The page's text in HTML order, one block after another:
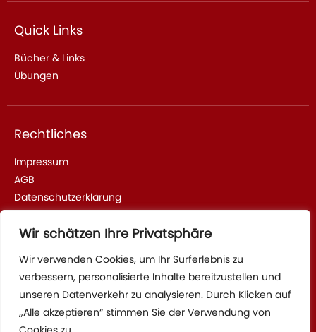
Wir schätzen Ihre Privatsphäre
Wir verwenden Cookies, um Ihr Surferlebnis zu
verbessern, personalisierte Inhalte bereitzustellen und
unseren Datenverkehr zu analysieren. Durch Klicken auf
„Alle akzeptieren“ stimmen Sie der Verwendung von
Quick Links
Bücher & Links
Übungen
Rechtliches
Impressum
AGB
Datenschutzerklärung
Adresse & Kontakt
Sparrhärmlingweg 2, 70376 Stuttgart
Tel: +4917622736115